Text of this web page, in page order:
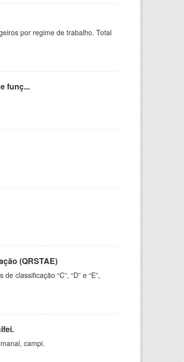
por regime de trabalho. Total
funç...
(QRSTAE)
classificação “C”, “D” e “E”,
campi.